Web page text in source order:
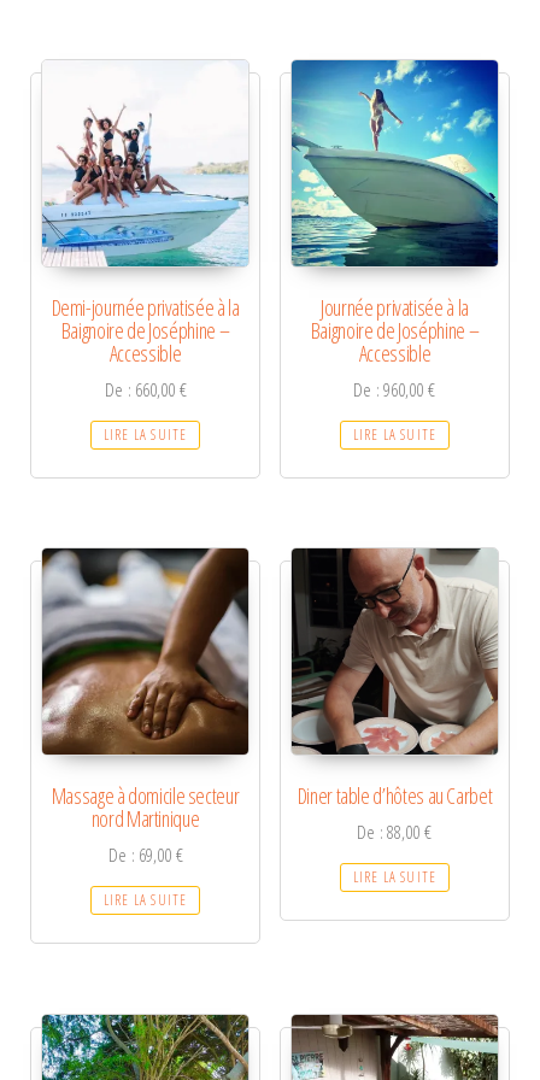
Demi-journée privatisée à la
Baignoire de Joséphine –
Accessible
De : 660,00€
LIRE LA SUITE
Journée privatisée à la
Baignoire de Joséphine –
Accessible
De :960,00€
LIRE LA SUITE
Massage à domicile secteur
nord Martinique
De : 69,00€
LIRE LA SUITE
Diner table d’hôtes au Carbet
De :88,00€
LIRE LA SUITE